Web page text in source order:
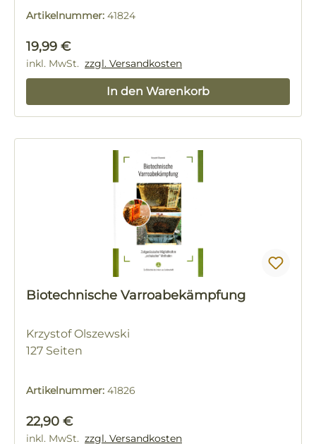
Artikelnummer: 41824
Regulärer Preis:
19,99 €
inkl. MwSt. zzgl. Versandkosten
In den Warenkorb
Biotechnische Varroabekämpfung
Krzystof Olszewski
127 Seiten
Artikelnummer: 41826
Regulärer Preis:
22,90 €
inkl. MwSt. zzgl. Versandkosten